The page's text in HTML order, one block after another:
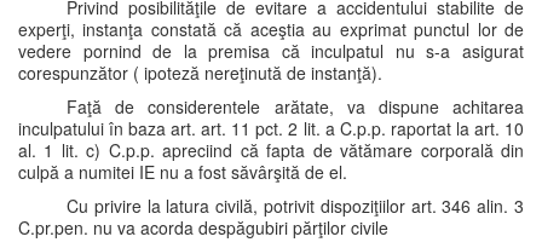
Privind posibilităţile de evitare a accidentului stabilite de
experţi, instanţa constată că aceştia au exprimat punctul lor de
vedere pornind de la premisa că inculpatul nu s-a asigurat
corespunzător ( ipoteză nereţinută de instanţă).
Faţă de considerentele arătate, va dispune achitarea
inculpatului în baza art. art. 11 pct. 2 lit. a C.p.p. raportat la art. 10
al. 1 lit. c) C.p.p. apreciind că fapta de vătămare corporală din
culpă a numitei IE nu a fost săvârşită de el.
Cu privire la latura civilă, potrivit dispoziţiilor art. 346 alin. 3
C.pr.pen. nu va acorda despăgubiri părţilor civile